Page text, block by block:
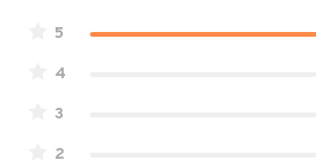
5
4
3
2